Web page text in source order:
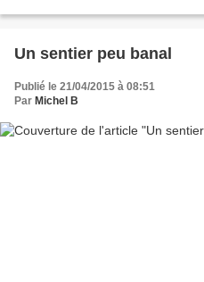
Un sentier peu banal
Publié le 21/04/2015 à 08:51
Par Michel B